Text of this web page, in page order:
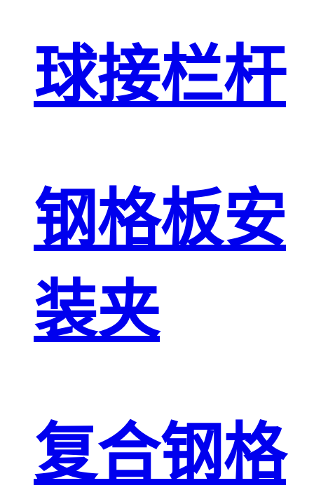
球接栏杆
钢格板安
装夹
复合钢格